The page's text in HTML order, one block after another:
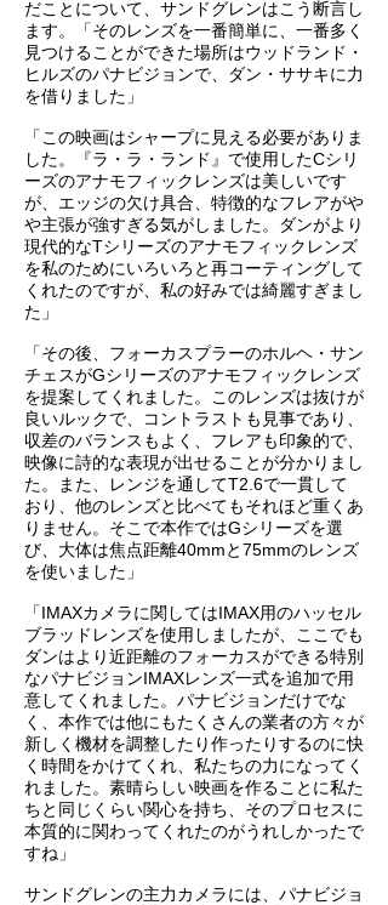
だことについて、サンドグレンはこう断言し
ます。「そのレンズを一番簡単に、一番多く
見つけることができた場所はウッドランド・
ヒルズのパナビジョンで、ダン・ササキに力
を借りました」
「この映画はシャープに見える必要がありま
した。『ラ・ラ・ランド』で使用したCシリ
ーズのアナモフィックレンズは美しいです
が、エッジの欠け具合、特徴的なフレアがや
や主張が強すぎる気がしました。ダンがより
現代的なTシリーズのアナモフィックレンズ
を私のためにいろいろと再コーティングして
くれたのですが、私の好みでは綺麗すぎまし
た」
「その後、フォーカスプラーのホルヘ・サン
チェスがGシリーズのアナモフィックレンズ
を提案してくれました。このレンズは抜けが
良いルックで、コントラストも見事であり、
収差のバランスもよく、フレアも印象的で、
映像に詩的な表現が出せることが分かりまし
た。また、レンジを通してT2.6で一貫して
おり、他のレンズと比べてもそれほど重くあ
りません。そこで本作ではGシリーズを選
び、大体は焦点距離40mmと75mmのレンズ
を使いました」
「IMAXカメラに関してはIMAX用のハッセル
ブラッドレンズを使用しましたが、ここでも
ダンはより近距離のフォーカスができる特別
なパナビジョンIMAXレンズ一式を追加で用
意してくれました。パナビジョンだけでな
く、本作では他にもたくさんの業者の方々が
新しく機材を調整したり作ったりするのに快
く時間をかけてくれ、私たちの力になってく
れました。素晴らしい映画を作ることに私た
ちと同じくらい関心を持ち、そのプロセスに
本質的に関わってくれたのがうれしかったで
すね」
サンドグレンの主力カメラには、パナビジョ